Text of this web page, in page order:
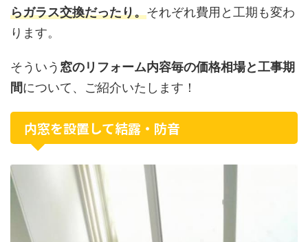
らガラス交換だったり。それぞれ費用と工期も変わ
ります。
そういう 窓のリフォーム内容毎の価格相場と工事期
間について、ご紹介いたします！
内窓を設置して結露・防音